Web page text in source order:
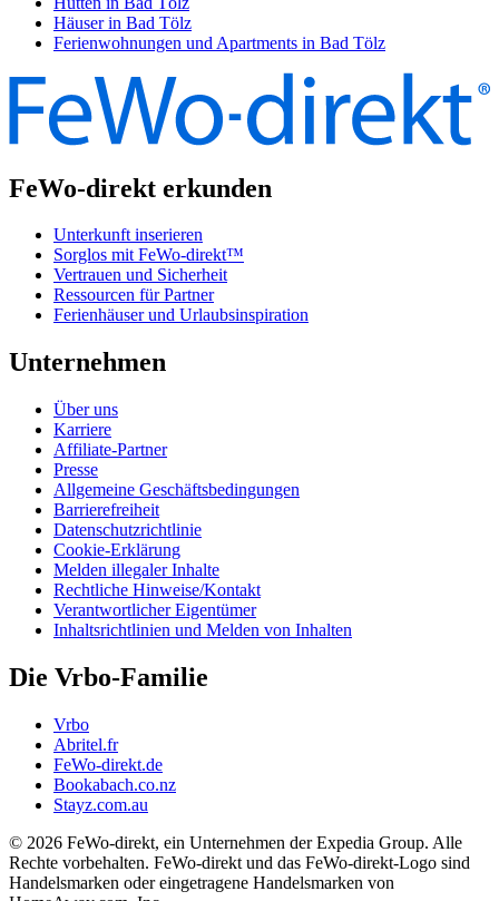
Häuser in Bad Tölz
Ferienwohnungen und Apartments in Bad Tölz
FeWo-direkt erkunden
Unterkunft inserieren
Sorglos mit FeWo-direkt™
Vertrauen und Sicherheit
Ressourcen für Partner
Ferienhäuser und Urlaubsinspiration
Unternehmen
Über uns
Karriere
Affiliate-Partner
Presse
Allgemeine Geschäftsbedingungen
Barrierefreiheit
Datenschutzrichtlinie
Cookie-Erklärung
Melden illegaler Inhalte
Rechtliche Hinweise/Kontakt
Verantwortlicher Eigentümer
Inhaltsrichtlinien und Melden von Inhalten
Die Vrbo-Familie
Vrbo
Abritel.fr
FeWo-direkt.de
Bookabach.co.nz
Stayz.com.au
© 2026 FeWo-direkt, ein Unternehmen der Expedia Group. Alle
Rechte vorbehalten. FeWo-direkt und das FeWo-direkt-Logo sind
Handelsmarken oder eingetragene Handelsmarken von